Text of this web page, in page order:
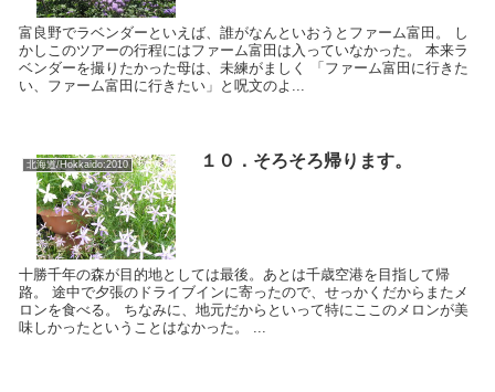
富良野でラベンダーといえば、誰がなんといおうとファーム富田。 し
かしこのツアーの行程にはファーム富田は入っていなかった。 本来ラ
ベンダーを撮りたかった母は、未練がましく 「ファーム富田に行きた
い、ファーム富田に行きたい」と呪文のよ...
北海道/Hokkaido:2010 １０．そろそろ帰ります。
十勝千年の森が目的地としては最後。あとは千歳空港を目指して帰
路。 途中で夕張のドライブインに寄ったので、せっかくだからまたメ
ロンを食べる。 ちなみに、地元だからといって特にここのメロンが美
味しかったということはなかった。 ...